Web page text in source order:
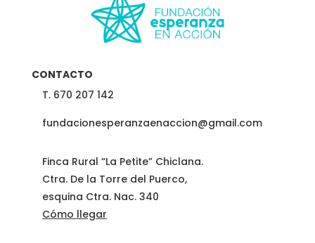
CONTACTO
T. 670 207 142
fundacionesperanzaenaccion@gmail.com
Finca Rural “La Petite” Chiclana.
Ctra. De la Torre del Puerco,
esquina Ctra. Nac. 340
Cómo llegar